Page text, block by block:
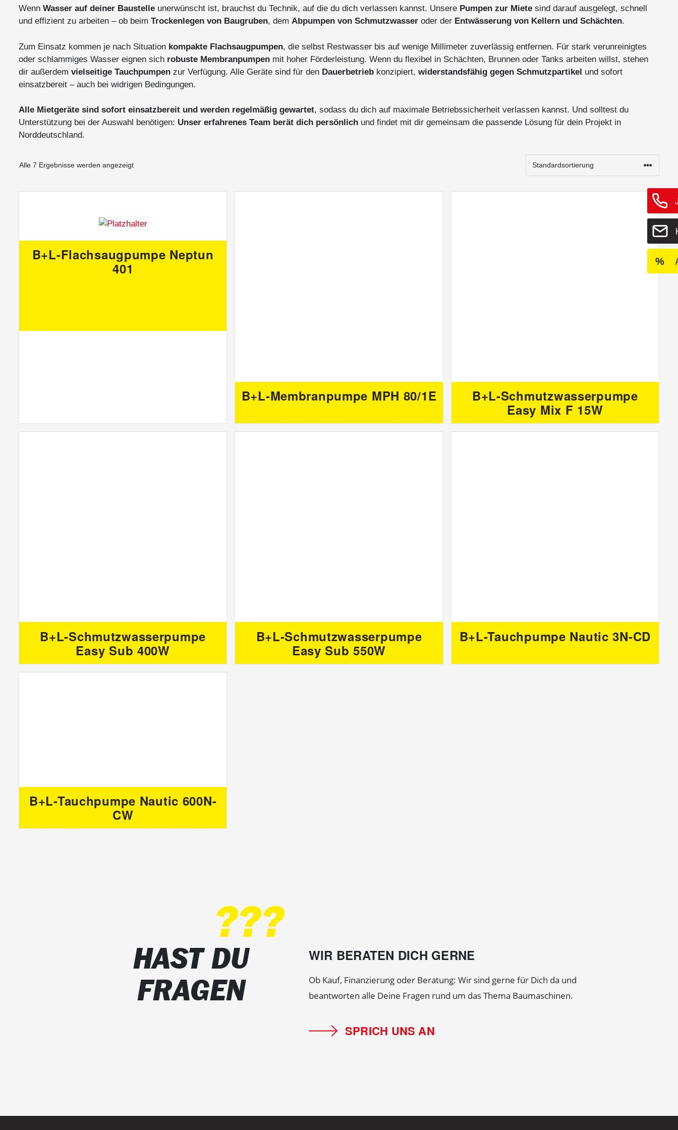
%
Wenn Wasser auf deiner Baustelle unerwünscht ist, brauchst du Technik, auf die du dich verlassen kannst. Unsere Pumpen zur Miete sind darauf ausgelegt, schnell
und effizient zu arbeiten – ob beim Trockenlegen von Baugruben, dem Abpumpen von Schmutzwasser oder der Entwässerung von Kellern und Schächten.
Zum Einsatz kommen je nach Situation kompakte Flachsaugpumpen, die selbst Restwasser bis auf wenige Millimeter zuverlässig entfernen. Für stark verunreinigtes
oder schlammiges Wasser eignen sich robuste Membranpumpen mit hoher Förderleistung. Wenn du flexibel in Schächten, Brunnen oder Tanks arbeiten willst, stehen
dir außerdem vielseitige Tauchpumpen zur Verfügung. Alle Geräte sind für den Dauerbetrieb konzipiert, widerstandsfähig gegen Schmutzpartikel und sofort
einsatzbereit – auch bei widrigen Bedingungen.
Alle Mietgeräte sind sofort einsatzbereit und werden regelmäßig gewartet, sodass du dich auf maximale Betriebssicherheit verlassen kannst. Und solltest du
Unterstützung bei der Auswahl benötigen: Unser erfahrenes Team berät dich persönlich und findet mit dir gemeinsam die passende Lösung für dein Projekt in
Norddeutschland.
Alle 7 Ergebnisse werden angezeigt
B+L-Flachsaugpumpe Neptun
401
B+L-Membranpumpe MPH 80/1E
B+L-Schmutzwasserpumpe
Easy Mix F 15W
B+L-Schmutzwasserpumpe
Easy Sub 400W
B+L-Schmutzwasserpumpe
Easy Sub 550W
B+L-Tauchpumpe Nautic 3N-CD
B+L-Tauchpumpe Nautic 600N-
CW
???
HAST DU
FRAGEN
WIR BERATEN DICH GERNE
Ob Kauf, Finanzierung oder Beratung: Wir sind gerne für Dich da und
beantworten alle Deine Fragen rund um das Thema Baumaschinen.
SPRICH UNS AN